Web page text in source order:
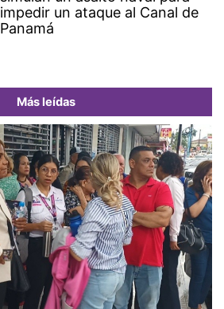
impedir un ataque al Canal de
Panamá
Más leídas